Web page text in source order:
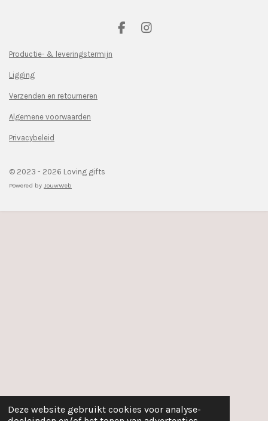
Deze website gebruikt cookies voor analyse-
F
I
Productie- & leveringstermijn
Ligging
Verzenden en retourneren
Algemene voorwaarden
Privacybeleid
© 2023 - 2026 Loving gifts
Powered by JouwWeb